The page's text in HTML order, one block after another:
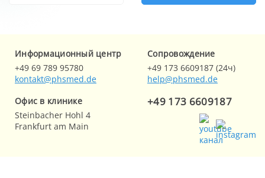
Информационный центр
+49 69 789 95780
kontakt@phsmed.de
Cопровождение
+49 173 6609187 (24ч)
help@phsmed.de
Офис в клинике
Steinbacher Hohl 4
Frankfurt am Main
+49 173 6609187